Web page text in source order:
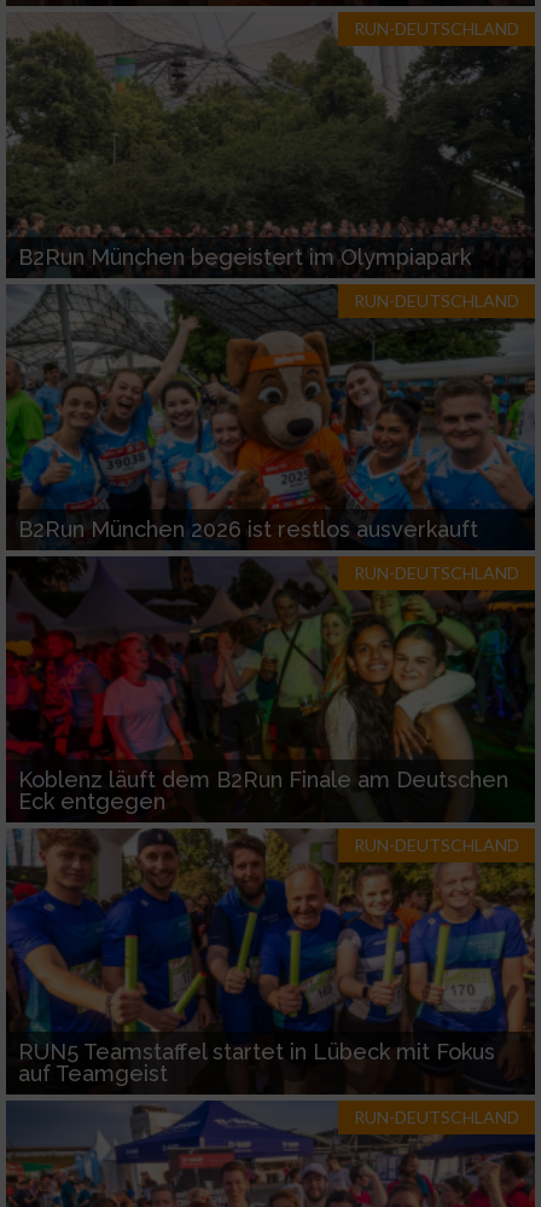
RUN-DEUTSCHLAND
B2Run München begeistert im Olympiapark
RUN-DEUTSCHLAND
B2Run München 2026 ist restlos ausverkauft
RUN-DEUTSCHLAND
Koblenz läuft dem B2Run Finale am Deutschen
Eck entgegen
RUN-DEUTSCHLAND
RUN5 Teamstaffel startet in Lübeck mit Fokus
auf Teamgeist
RUN-DEUTSCHLAND